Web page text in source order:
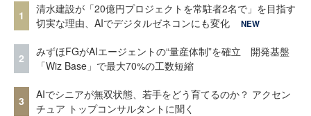
1
清水建設が「20億円プロジェクトを常駐者2名で」を目指す
切実な理由、AIでデジタルゼネコンにも変化
NEW
2
みずほFGがAIエージェントの“量産体制”を確立 開発基盤
「Wiz Base」で最大70%の工数短縮
3
AIでシニアが無双状態、若手をどう育てるのか？ アクセン
チュア トップコンサルタントに聞く